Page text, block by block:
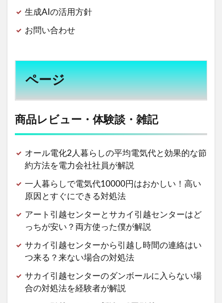
生成AIの活用方針
お問い合わせ
ページ
商品レビュー・体験談・雑記
オール電化2人暮らしの平均電気代と効果的な節
約方法を電力会社社員が解説
一人暮らしで電気代10000円はおかしい！高い
原因とすぐにできる対処法
アート引越センターとサカイ引越センターはど
っちが安い？両方使った僕が解説
サカイ引越センターから引越し時間の連絡はい
つ来る？来ない場合の対処法
サカイ引越センターのダンボールに入らない場
合の対処法を経験者が解説